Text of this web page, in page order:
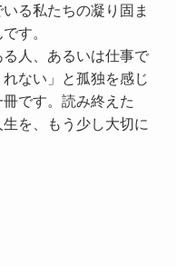
る私たちの凝り固ま
す。
人、あるいは仕事で
ない」と孤独を感じ
です。読み終えた
を、もう少し大切に